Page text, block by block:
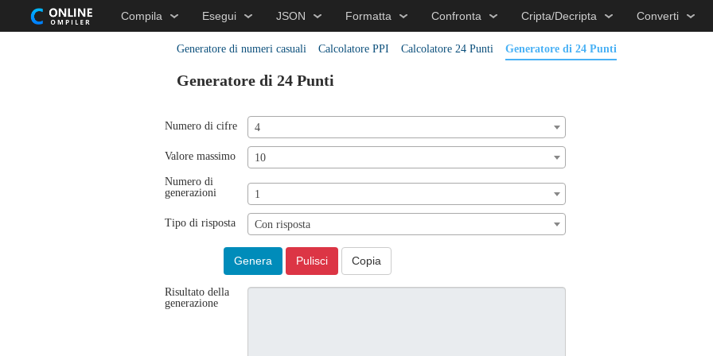
Compila Esegui JSON Formatta Confronta Cripta/Decripta Converti
Generatore di numeri casuali Calcolatore PPI Calcolatore 24 Punti Generatore di 24 Punti
Generatore di 24 Punti
Numero di cifre 4
Valore massimo
10
Numero di
generazioni
1
Tipo di risposta Con risposta
Genera Pulisci Copia
Risultato della
generazione